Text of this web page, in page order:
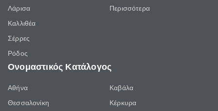
Λάρισα
Καλλιθέα
Σέρρες
Ρόδος
Περισσότερα
Ονομαστικός Κατάλογος
Αθήνα
Θεσσαλονίκη
Καβάλα
Κέρκυρα